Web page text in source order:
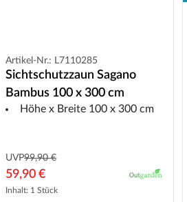
Artikel-Nr.: L7110285
Sichtschutzzaun Sagano
Bambus 100 x 300 cm
Höhe x Breite 100 x 300 cm
UVP99,90 €
59,90 €
Inhalt: 1 Stück